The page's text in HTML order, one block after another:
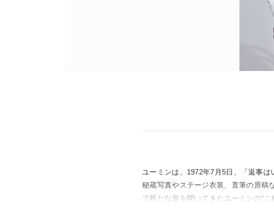
ユーミンは、1972年7月5日、「返事
秘蔵写真やステージ衣装、直筆の原稿
で新たな扉を開いてきたユーミンの“こ